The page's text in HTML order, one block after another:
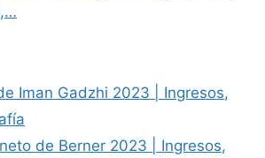
Iman Gadzhi 2023 | Ingresos,
de Berner 2023 | Ingresos,